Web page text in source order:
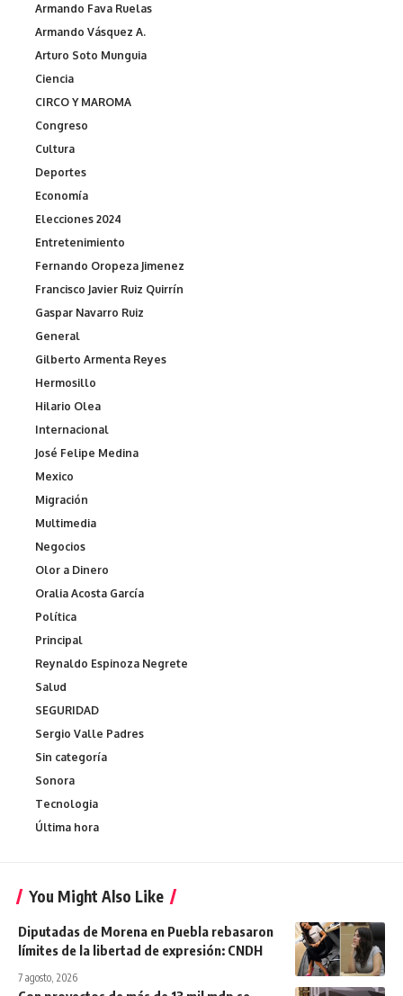
Armando Fava Ruelas
Armando Vásquez A.
Arturo Soto Munguia
Ciencia
CIRCO Y MAROMA
Congreso
Cultura
Deportes
Economía
Elecciones 2024
Entretenimiento
Fernando Oropeza Jimenez
Francisco Javier Ruiz Quirrín
Gaspar Navarro Ruiz
General
Gilberto Armenta Reyes
Hermosillo
Hilario Olea
Internacional
José Felipe Medina
Mexico
Migración
Multimedia
Negocios
Olor a Dinero
Oralia Acosta García
Política
Principal
Reynaldo Espinoza Negrete
Salud
SEGURIDAD
Sergio Valle Padres
Sin categoría
Sonora
Tecnologia
Última hora
You Might Also Like
Diputadas de Morena en Puebla rebasaron
límites de la libertad de expresión: CNDH
7 agosto, 2026